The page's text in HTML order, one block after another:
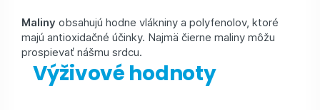
Maliny obsahujú hodne vlákniny a polyfenolov, ktoré
majú antioxidačné účinky. Najmä čierne maliny môžu
prospievať nášmu srdcu.
Výživové hodnoty